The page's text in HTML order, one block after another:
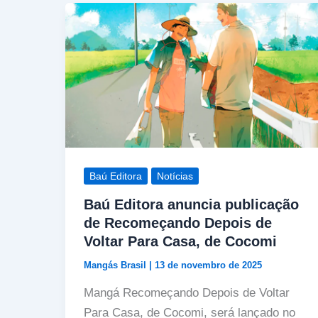
Baú Editora Notícias
Baú Editora anuncia publicação
de Recomeçando Depois de
Voltar Para Casa, de Cocomi
Mangás Brasil 13 de novembro de 2025
Mangá Recomeçando Depois de Voltar
Para Casa, de Cocomi, será lançado no